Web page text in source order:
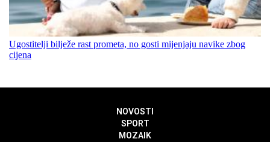
Ugostitelji bilježe rast prometa, no gosti mijenjaju navike zbog
cijena
NOVOSTI
SPORT
MOZAIK